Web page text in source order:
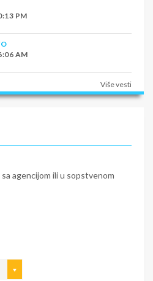
PM
AM
Više vesti
agencijom ili u sopstvenom